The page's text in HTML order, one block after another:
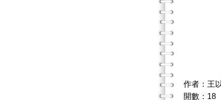
作者：王
開數：18